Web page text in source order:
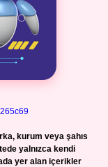
kurum veya şahıs
yalnızca kendi
yer alan içerikler